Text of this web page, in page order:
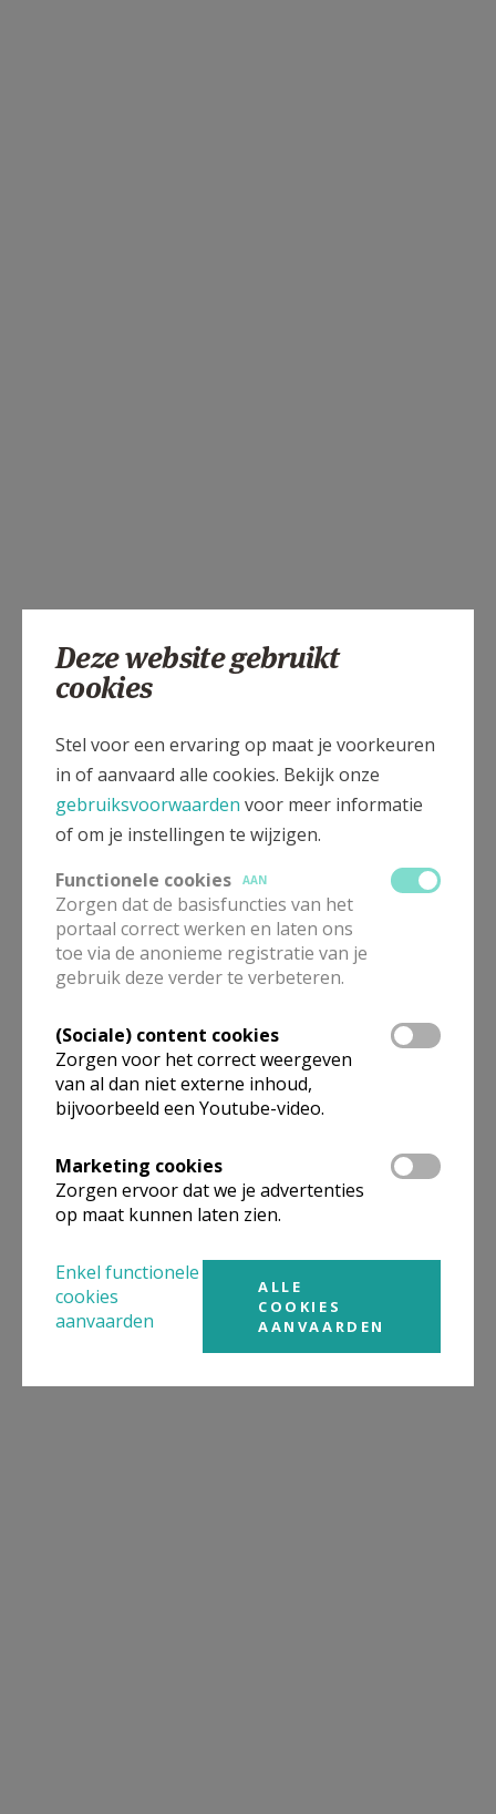
Deze website gebruikt
cookies
Stel voor een ervaring op maat je voorkeuren
in of aanvaard alle cookies. Bekijk onze
gebruiksvoorwaarden voor meer informatie
of om je instellingen te wijzigen.
Functionele cookies
AAN
Zorgen dat de basisfuncties van het
portaal correct werken en laten ons
toe via de anonieme registratie van je
gebruik deze verder te verbeteren.
(Sociale) content cookies
Zorgen voor het correct weergeven
van al dan niet externe inhoud,
bijvoorbeeld een Youtube-video.
Marketing cookies
Zorgen ervoor dat we je advertenties
op maat kunnen laten zien.
Enkel functionele
cookies
aanvaarden
ALLE
COOKIES
AANVAARDEN